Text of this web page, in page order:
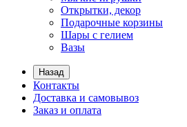
Открытки, декор
Подарочные корзины
Шары с гелием
Вазы
Назад
Контакты
Доставка и самовывоз
Заказ и оплата